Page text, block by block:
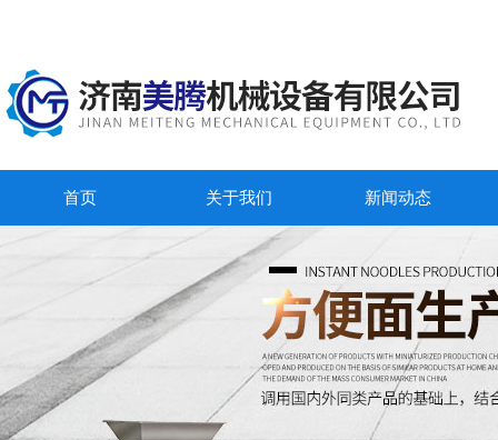
首页 关于我们 新闻动态